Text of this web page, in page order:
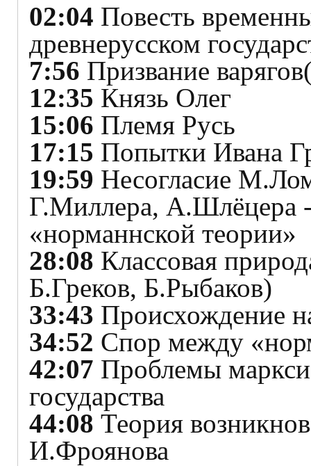
02:04 Повесть
древнерусском
7:56 Призвание
12:35 Князь Олег
15:06 Племя Русь
17:15 Попытки Ивана
19:59 Несогласие
Г.Миллера, А.Шлёцера
«норманнской теории»
28:08 Классовая
Б.Греков, Б.Рыбаков)
33:43 Происхождение
34:52 Спор между
42:07 Проблемы
государства
44:08 Теория
И.Фроянова